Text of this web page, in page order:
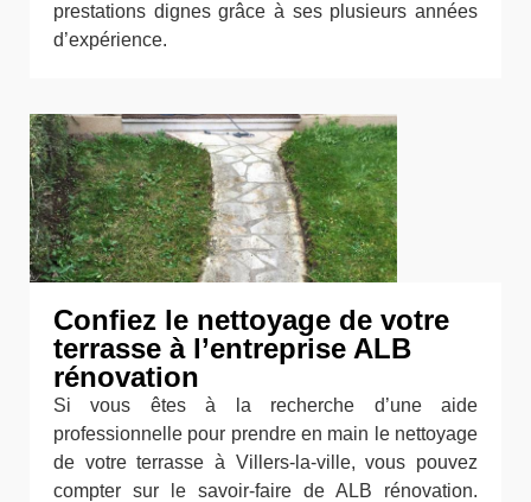
prestations dignes grâce à ses plusieurs années
d’expérience.
Confiez le nettoyage de votre
terrasse à l’entreprise ALB
rénovation
Si vous êtes à la recherche d’une aide
professionnelle pour prendre en main le nettoyage
de votre terrasse à Villers-la-ville, vous pouvez
compter sur le savoir-faire de ALB rénovation.